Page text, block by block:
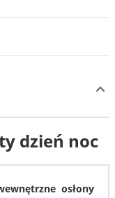
dzień noc
osłony